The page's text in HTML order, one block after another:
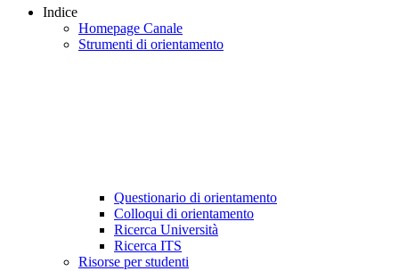
Indice
Homepage Canale
Strumenti di orientamento
Questionario di orientamento
Colloqui di orientamento
Ricerca Università
Ricerca ITS
Risorse per studenti